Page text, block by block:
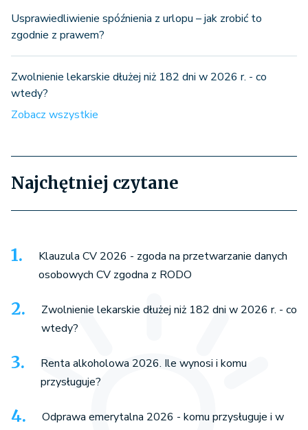
Usprawiedliwienie spóźnienia z urlopu – jak zrobić to
zgodnie z prawem?
Zwolnienie lekarskie dłużej niż 182 dni w 2026 r. - co
wtedy?
Zobacz wszystkie
Najchętniej czytane
Klauzula CV 2026 - zgoda na przetwarzanie danych
osobowych CV zgodna z RODO
Zwolnienie lekarskie dłużej niż 182 dni w 2026 r. - co
wtedy?
Renta alkoholowa 2026. Ile wynosi i komu
przysługuje?
Odprawa emerytalna 2026 - komu przysługuje i w